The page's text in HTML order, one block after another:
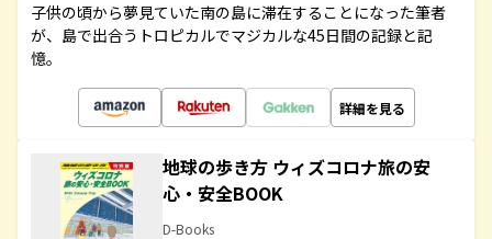
子供の頃から夢見ていた南の島に滞在することになった筆者
が、島で出合うトロピカルでマジカルな45日間の記録と記
憶。
詳細を見る
地球の歩き方 ウィズコロナ旅の安
心・安全BOOK
D-Books